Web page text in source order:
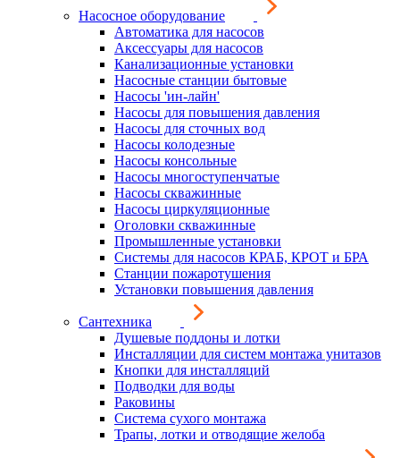
Насосное оборудование
Автоматика для насосов
Аксессуары для насосов
Канализационные установки
Насосные станции бытовые
Насосы 'ин-лайн'
Насосы для повышения давления
Насосы для сточных вод
Насосы колодезные
Насосы консольные
Насосы многоступенчатые
Насосы скважинные
Насосы циркуляционные
Оголовки скважинные
Промышленные установки
Системы для насосов КРАБ, КРОТ и БРА
Станции пожаротушения
Установки повышения давления
Сантехника
Душевые поддоны и лотки
Инсталляции для систем монтажа унитазов
Кнопки для инсталляций
Подводки для воды
Раковины
Система сухого монтажа
Трапы, лотки и отводящие желоба